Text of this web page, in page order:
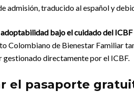
admisión, traducido al español y
bajo el cuidado del ICBF
Colombiano de Bienestar Familiar
gestionado directamente por el ICBF.
el pasaporte